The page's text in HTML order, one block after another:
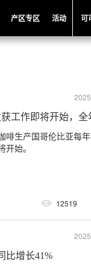
产区专区 活动 可
工作即将开始，全
啡生产国哥伦比亚每
始。
12519
比增长41%